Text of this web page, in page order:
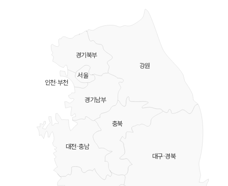
강원
충북
대전·충남
대구·경북
경기북부
경기남부
서울
인천·부천